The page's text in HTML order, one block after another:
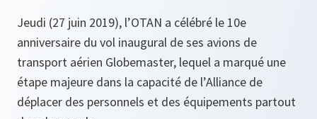
Jeudi (27 juin 2019), l’OTAN a célébré le 10e
anniversaire du vol inaugural de ses avions de
transport aérien Globemaster, lequel a marqué une
étape majeure dans la capacité de l’Alliance de
déplacer des personnels et des équipements partout